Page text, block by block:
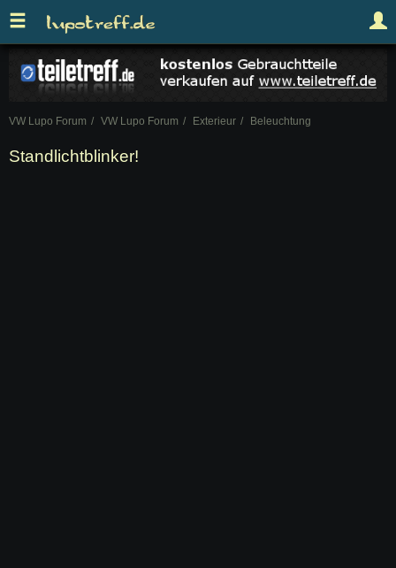
VW Lupo Forum VW Lupo Forum Exterieur Beleuchtung
Standlichtblinker!